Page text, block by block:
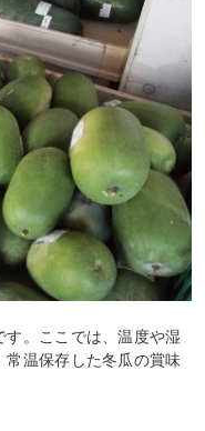
。ここでは、温度や湿
常温保存した冬瓜の賞味